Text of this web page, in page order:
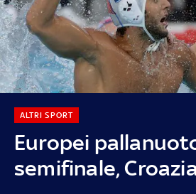
Europei
semifinale,
ALTRI SPORT